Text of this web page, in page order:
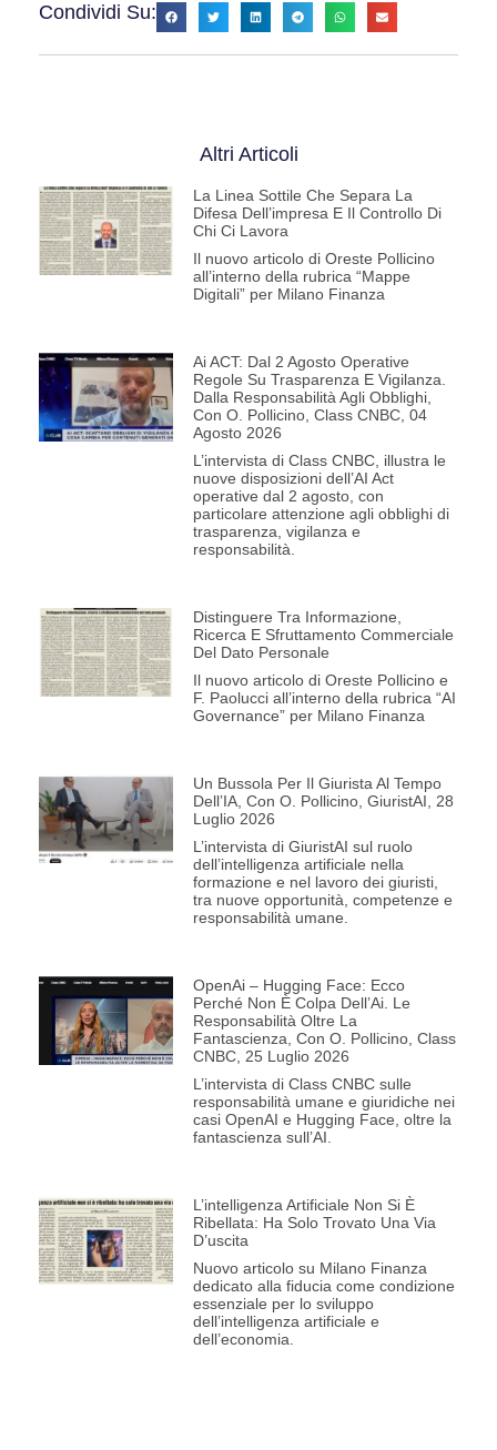
Condividi Su:
Altri Articoli
La Linea Sottile Che Separa La
Difesa Dell’impresa E Il Controllo Di
Chi Ci Lavora
Il nuovo articolo di Oreste Pollicino
all’interno della rubrica “Mappe
Digitali” per Milano Finanza
Ai ACT: Dal 2 Agosto Operative
Regole Su Trasparenza E Vigilanza.
Dalla Responsabilità Agli Obblighi,
Con O. Pollicino, Class CNBC, 04
Agosto 2026
L’intervista di Class CNBC, illustra le
nuove disposizioni dell’AI Act
operative dal 2 agosto, con
particolare attenzione agli obblighi di
trasparenza, vigilanza e
responsabilità.
Distinguere Tra Informazione,
Ricerca E Sfruttamento Commerciale
Del Dato Personale
Il nuovo articolo di Oreste Pollicino e
F. Paolucci all’interno della rubrica “AI
Governance” per Milano Finanza
Un Bussola Per Il Giurista Al Tempo
Dell’IA, Con O. Pollicino, GiuristAI, 28
Luglio 2026
L’intervista di GiuristAI sul ruolo
dell’intelligenza artificiale nella
formazione e nel lavoro dei giuristi,
tra nuove opportunità, competenze e
responsabilità umane.
OpenAi – Hugging Face: Ecco
Perché Non È Colpa Dell’Ai. Le
Responsabilità Oltre La
Fantascienza, Con O. Pollicino, Class
CNBC, 25 Luglio 2026
L’intervista di Class CNBC sulle
responsabilità umane e giuridiche nei
casi OpenAI e Hugging Face, oltre la
fantascienza sull’AI.
L’intelligenza Artificiale Non Si È
Ribellata: Ha Solo Trovato Una Via
D’uscita
Nuovo articolo su Milano Finanza
dedicato alla fiducia come condizione
essenziale per lo sviluppo
dell’intelligenza artificiale e
dell’economia.